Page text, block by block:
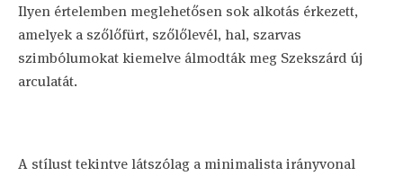
Ilyen értelemben meglehetősen sok alkotás érkezett,
amelyek a szőlőfürt, szőlőlevél, hal, szarvas
szimbólumokat kiemelve álmodták meg Szekszárd új
arculatát.
A stílust tekintve látszólag a minimalista irányvonal